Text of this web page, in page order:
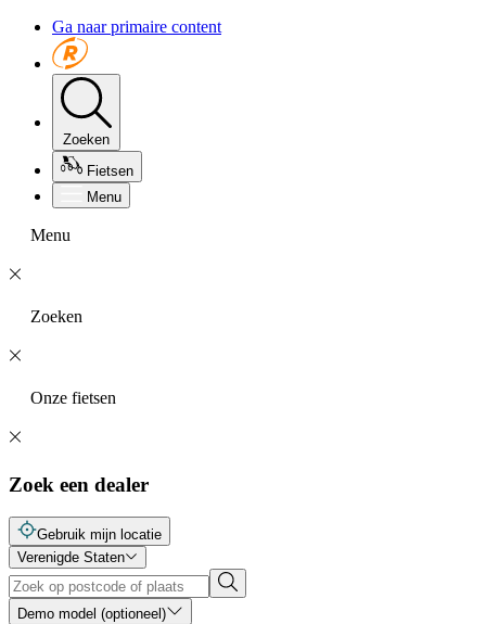
Ga naar primaire content
Zoeken
Fietsen
Menu
Menu
Zoeken
Onze fietsen
Zoek een dealer
Gebruik mijn locatie
Verenigde Staten
Demo model (optioneel)